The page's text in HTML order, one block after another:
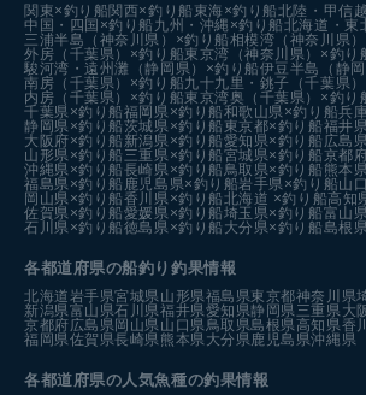
関東×釣り船関西×釣り船 東海×釣り船北陸・甲信
中国・四国×釣り船 九州・沖縄×釣り船北海道・東
三浦半島（神奈川県）×釣り船相模湾（神奈川県
外房（千葉県）×釣り船東京湾（神奈川県）×釣り
駿河湾・遠州灘（静岡県）×釣り船伊豆半島（静
南房（千葉県）×釣り船九十九里・銚子（千葉県
内房（千葉県）×釣り船東京湾奥（千葉県）×釣り
千葉県×釣り船福岡県×釣り船和歌山県×釣り船兵
静岡県×釣り船茨城県×釣り船 東京都×釣り船福井
大阪府×釣り船 新潟県×釣り船愛知県×釣り船 広島
山形県×釣り船 三重県×釣り船宮城県×釣り船京都
沖縄県×釣り船長崎県×釣り船鳥取県×釣り船 熊本
福島県×釣り船 鹿児島県×釣り船岩手県×釣り船山
岡山県×釣り船香川県×釣り船北海道 ×釣り船高知
佐賀県×釣り船愛媛県×釣り船埼玉県×釣り船富山
石川県×釣り船徳島県×釣り船 大分県×釣り船島根
各都道府県の船釣り釣果情報
北海道岩手県宮城県山形県福島県東京都神奈川県
新潟県富山県石川県福井県愛知県静岡県三重県大
京都府広島県岡山県山口県鳥取県島根県高知県香
福岡県佐賀県長崎県熊本県大分県鹿児島県沖縄県
各都道府県の人気魚種の釣果情報